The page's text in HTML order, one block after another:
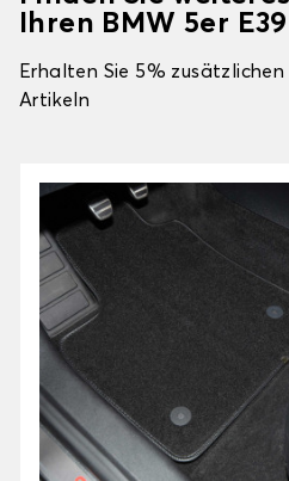
Ihren BMW 5er E39
Erhalten Sie 5%
Artikeln